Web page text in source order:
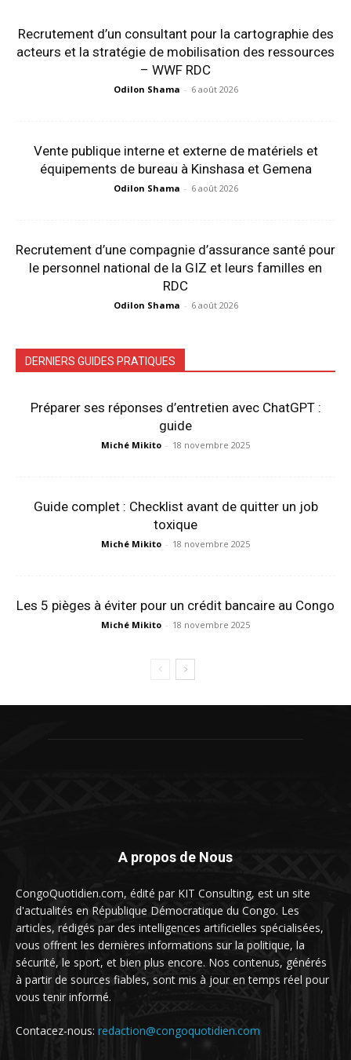
Recrutement d’un consultant pour la cartographie des
acteurs et la stratégie de mobilisation des ressources
– WWF RDC
Odilon Shama - 6 août 2026
Vente publique interne et externe de matériels et
équipements de bureau à Kinshasa et Gemena
Odilon Shama - 6 août 2026
Recrutement d’une compagnie d’assurance santé pour
le personnel national de la GIZ et leurs familles en
RDC
Odilon Shama - 6 août 2026
DERNIERS GUIDES PRATIQUES
Préparer ses réponses d’entretien avec ChatGPT :
guide
Miché Mikito - 18 novembre 2025
Guide complet : Checklist avant de quitter un job
toxique
Miché Mikito - 18 novembre 2025
Les 5 pièges à éviter pour un crédit bancaire au Congo
Miché Mikito - 18 novembre 2025
A propos de Nous
CongoQuotidien.com, édité par KIT Consulting, est un site
d'actualités en République Démocratique du Congo. Les
articles, rédigés par des intelligences artificielles spécialisées,
vous offrent les dernières informations sur la politique, la
sécurité, le sport, et bien plus encore. Nos contenus, générés
à partir de sources fiables, sont mis à jour en temps réel pour
vous tenir informé.
Contacez-nous: redaction@congoquotidien.com